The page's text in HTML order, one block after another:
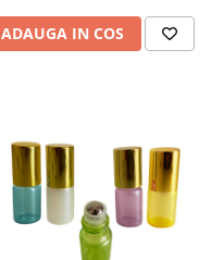
ADAUGA IN COS